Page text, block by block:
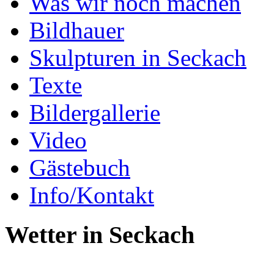
Bildhauer
Skulpturen in Seckach
Texte
Bildergallerie
Video
Gästebuch
Info/Kontakt
Wetter in Seckach